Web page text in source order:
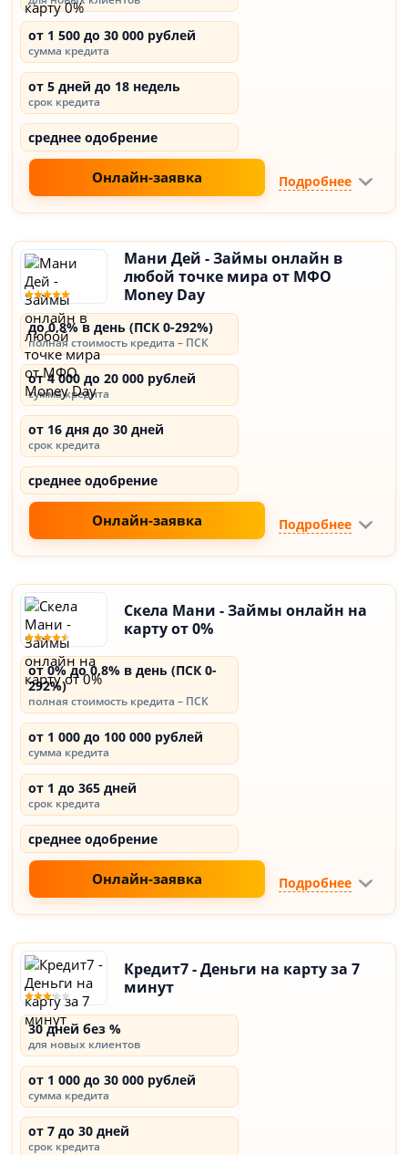
от 1 500 до 30 000 рублей
сумма кредита
от 5 дней до 18 недель
срок кредита
среднее одобрение
Онлайн-заявка Подробнее
Мани Дей - Займы онлайн в
любой точке мира от МФО
Money Day
до 0,8% в день (ПСК 0-292%)
полная стоимость кредита – ПСК
от 4 000 до 20 000 рублей
сумма кредита
от 16 дня до 30 дней
срок кредита
среднее одобрение
Онлайн-заявка Подробнее
Скела Мани - Займы онлайн на
карту от 0%
от 0% до 0,8% в день (ПСК 0-
292%)
полная стоимость кредита – ПСК
от 1 000 до 100 000 рублей
сумма кредита
от 1 до 365 дней
срок кредита
среднее одобрение
Онлайн-заявка Подробнее
Кредит7 - Деньги на карту за 7
минут
30 дней без %
для новых клиентов
от 1 000 до 30 000 рублей
сумма кредита
от 7 до 30 дней
срок кредита